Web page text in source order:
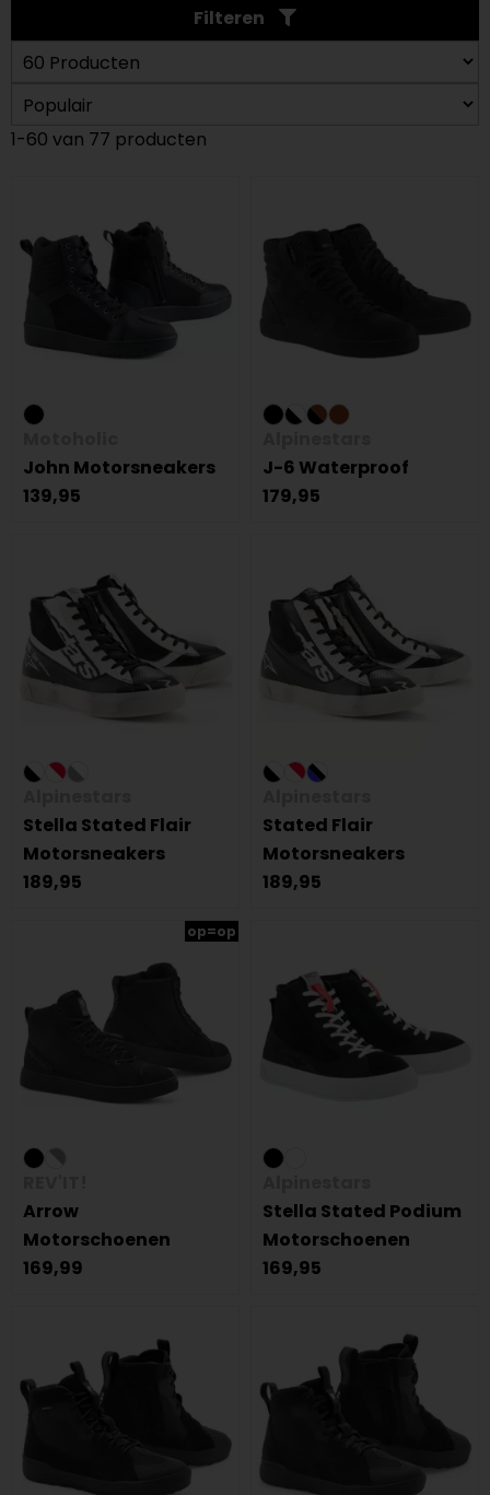
Filteren
1-60 van 77 producten
John Motorsneakers
139,95
J-6 Waterproof
179,95
Stella Stated Flair
Motorsneakers
189,95
Stated Flair
Motorsneakers
189,95
op=op
Arrow
Motorschoenen
169,99
Stella Stated Podium
Motorschoenen
169,95